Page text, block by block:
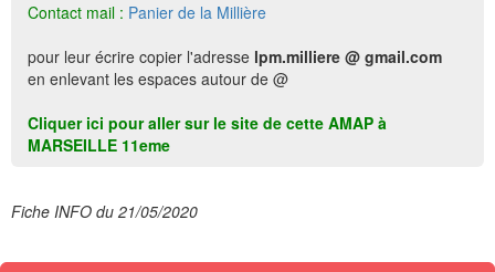
Contact mail : Panier de la Millière
pour leur écrire copier l'adresse lpm.milliere @ gmail.com
en enlevant les espaces autour de @
Cliquer ici pour aller sur le site de cette AMAP à
MARSEILLE 11eme
Fiche INFO du 21/05/2020